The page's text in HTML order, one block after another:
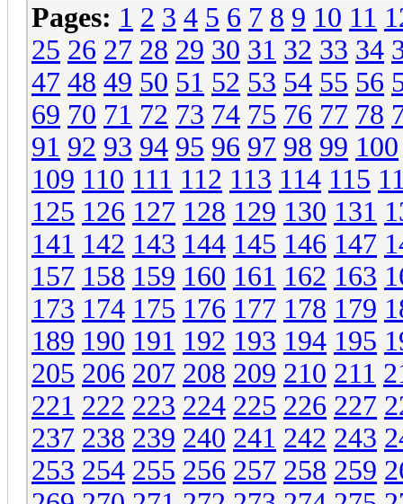
Pages: 1 2 3 4 5 6 7 8 9 10 11
25 26 27 28 29 30 31 32 33 34
47 48 49 50 51 52 53 54 55 56
69 70 71 72 73 74 75 76 77 78
91 92 93 94 95 96 97 98 99 100
109 110 111 112 113 114 115
125 126 127 128 129 130 131
141 142 143 144 145 146 147
157 158 159 160 161 162 163
173 174 175 176 177 178 179
189 190 191 192 193 194 195
205 206 207 208 209 210 211
221 222 223 224 225 226 227
237 238 239 240 241 242 243
253 254 255 256 257 258 259